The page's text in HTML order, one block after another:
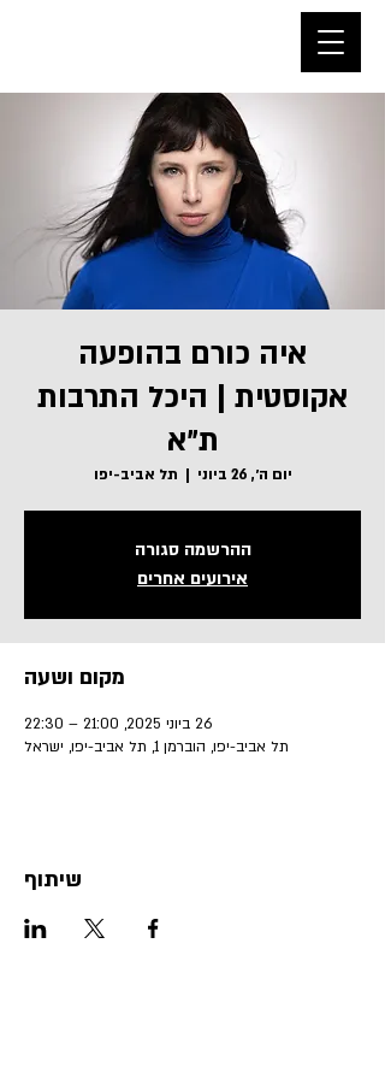
איה כורם בהופעה
אקוסטית | היכל התרבות
ת״א
יום ה׳, 26 ביוני
  |
תל אביב-יפו
ההרשמה סגורה
אירועים אחרים
מקום ושעה
26 ביוני 2025, 21:00 – 22:30
תל אביב-יפו, הוברמן 1, תל אביב-יפו, ישראל
שיתוף